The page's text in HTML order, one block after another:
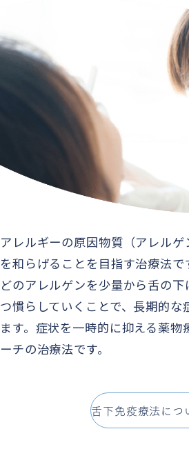
アレルギーの原因物質（アレル
を和らげることを目指す治療法
どのアレルゲンを少量から舌の
つ慣らしていくことで、長期的な
ます。症状を一時的に抑える薬物
ーチの治療法です。
舌下免疫療法につ